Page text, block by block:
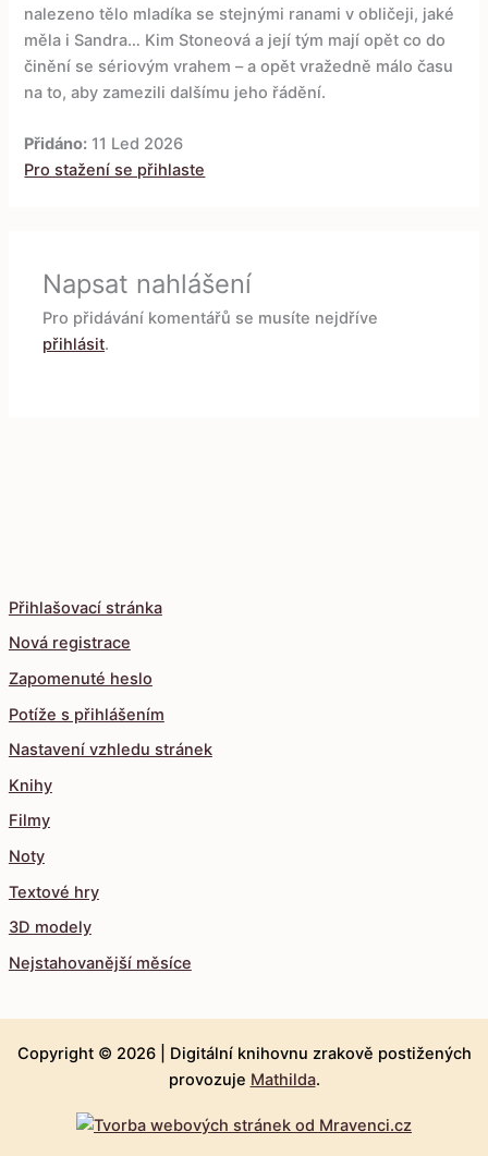
Přihlašovací stránka
Nová registrace
Zapomenuté heslo
Potíže s přihlášením
Nastavení vzhledu stránek
Knihy
Filmy
Noty
Textové hry
3D modely
Nejstahovanější měsíce
nalezeno tělo mladíka se stejnými ranami v obličeji, jaké
měla i Sandra… Kim Stoneová a její tým mají opět co do
činění se sériovým vrahem – a opět vražedně málo času
na to, aby zamezili dalšímu jeho řádění.
Přidáno: 11 Led 2026
Pro stažení se přihlaste
Napsat nahlášení
Pro přidávání komentářů se musíte nejdříve
přihlásit.
Copyright © 2026 | Digitální knihovnu zrakově postižených
provozuje Mathilda.